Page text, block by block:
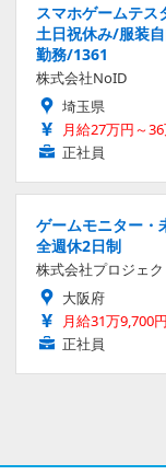
スマホゲームテ
土日祝休み/服装
勤務/1361
株式会社NoID
埼玉県
月給27万円～
正社員
ゲームモニター・
全週休2日制
株式会社プロジェ
大阪府
月給31万9,700
正社員